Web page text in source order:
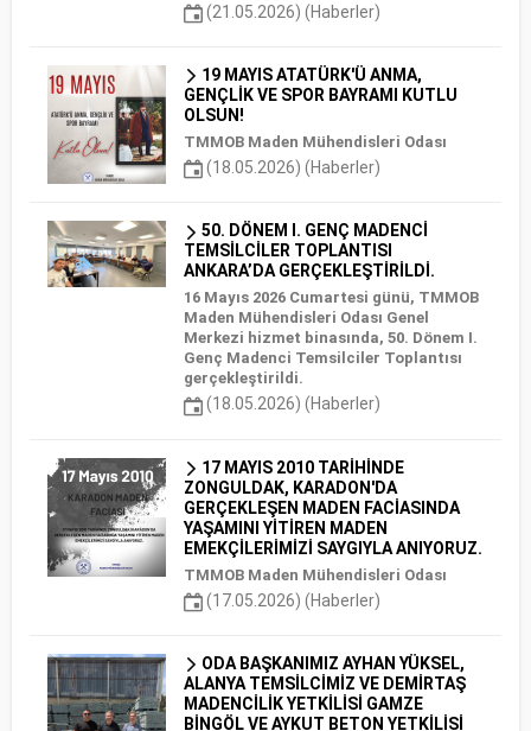
(21.05.2026) (Haberler)
19 MAYIS ATATÜRK'Ü ANMA,
GENÇLİK VE SPOR BAYRAMI KUTLU
OLSUN!
TMMOB Maden Mühendisleri Odası
(18.05.2026) (Haberler)
50. DÖNEM I. GENÇ MADENCİ
TEMSİLCİLER TOPLANTISI
ANKARA’DA GERÇEKLEŞTİRİLDİ.
16 Mayıs 2026 Cumartesi günü, TMMOB
Maden Mühendisleri Odası Genel
Merkezi hizmet binasında, 50. Dönem I.
Genç Madenci Temsilciler Toplantısı
gerçekleştirildi.
(18.05.2026) (Haberler)
17 MAYIS 2010 TARİHİNDE
ZONGULDAK, KARADON'DA
GERÇEKLEŞEN MADEN FACİASINDA
YAŞAMINI YİTİREN MADEN
EMEKÇİLERİMİZİ SAYGIYLA ANIYORUZ.
TMMOB Maden Mühendisleri Odası
(17.05.2026) (Haberler)
ODA BAŞKANIMIZ AYHAN YÜKSEL,
ALANYA TEMSİLCİMİZ VE DEMİRTAŞ
MADENCİLİK YETKİLİSİ GAMZE
BİNGÖL VE AYKUT BETON YETKİLİSİ